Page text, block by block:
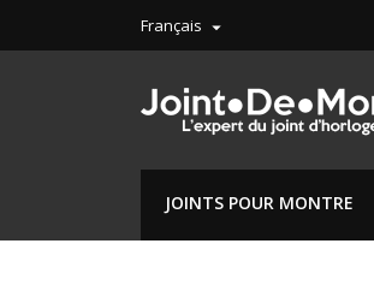
Français 
JOINTS POUR MONTRE